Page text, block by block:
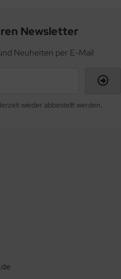
Newsletter
Neuheiten per E-Mail
wieder abbestellt werden.